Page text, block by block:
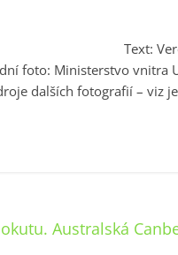
Text:
foto: Ministerstvo vnitra
dalších fotografií – viz
Australská